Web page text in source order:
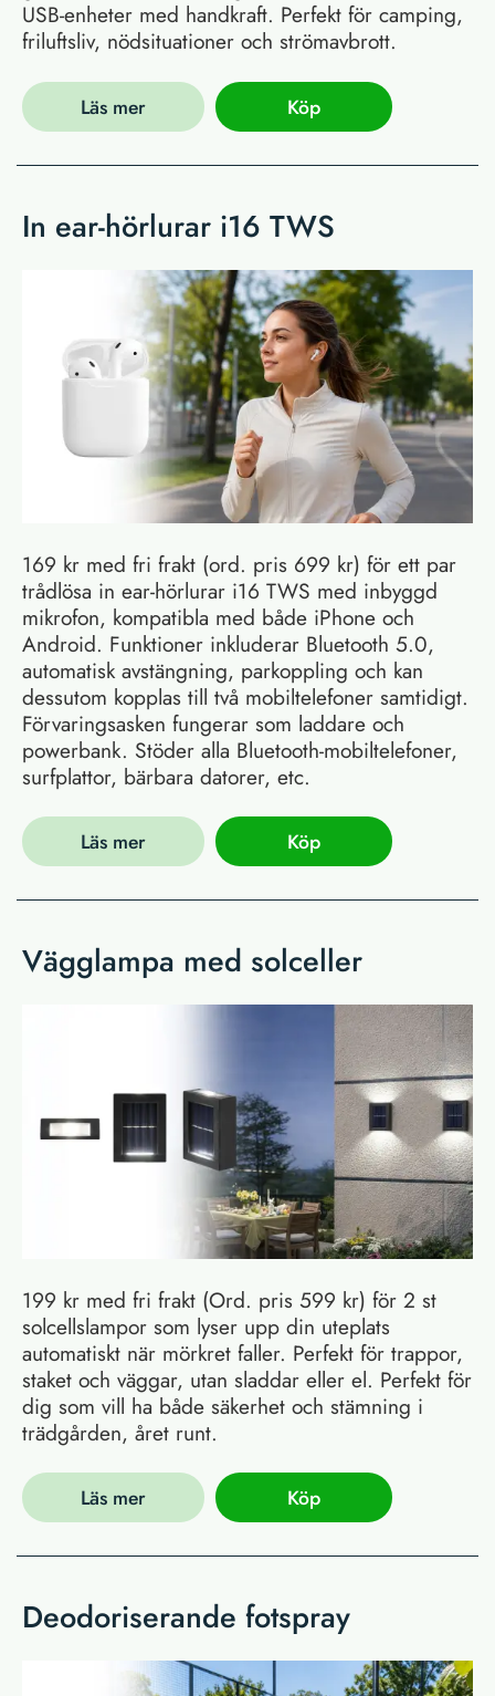
USB-enheter med handkraft. Perfekt för camping,
friluftsliv, nödsituationer och strömavbrott.
Läs mer Köp
In ear-hörlurar i16 TWS
169 kr med fri frakt (ord. pris 699 kr) för ett par
trådlösa in ear-hörlurar i16 TWS med inbyggd
mikrofon, kompatibla med både iPhone och
Android. Funktioner inkluderar Bluetooth 5.0,
automatisk avstängning, parkoppling och kan
dessutom kopplas till två mobiltelefoner samtidigt.
Förvaringsasken fungerar som laddare och
powerbank. Stöder alla Bluetooth-mobiltelefoner,
surfplattor, bärbara datorer, etc.
Läs mer Köp
Vägglampa med solceller
199 kr med fri frakt (Ord. pris 599 kr) för 2 st
solcellslampor som lyser upp din uteplats
automatiskt när mörkret faller. Perfekt för trappor,
staket och väggar, utan sladdar eller el. Perfekt för
dig som vill ha både säkerhet och stämning i
trädgården, året runt.
Läs mer Köp
Deodoriserande fotspray